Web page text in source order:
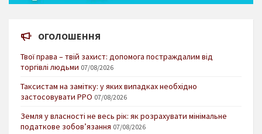
ОГОЛОШЕННЯ
Твої права – твій захист: допомога постраждалим від
торгівлі людьми 07/08/2026
Таксистам на замітку: у яких випадках необхідно
застосовувати РРО 07/08/2026
Земля у власності не весь рік: як розрахувати мінімальне
податкове зобов’язання 07/08/2026